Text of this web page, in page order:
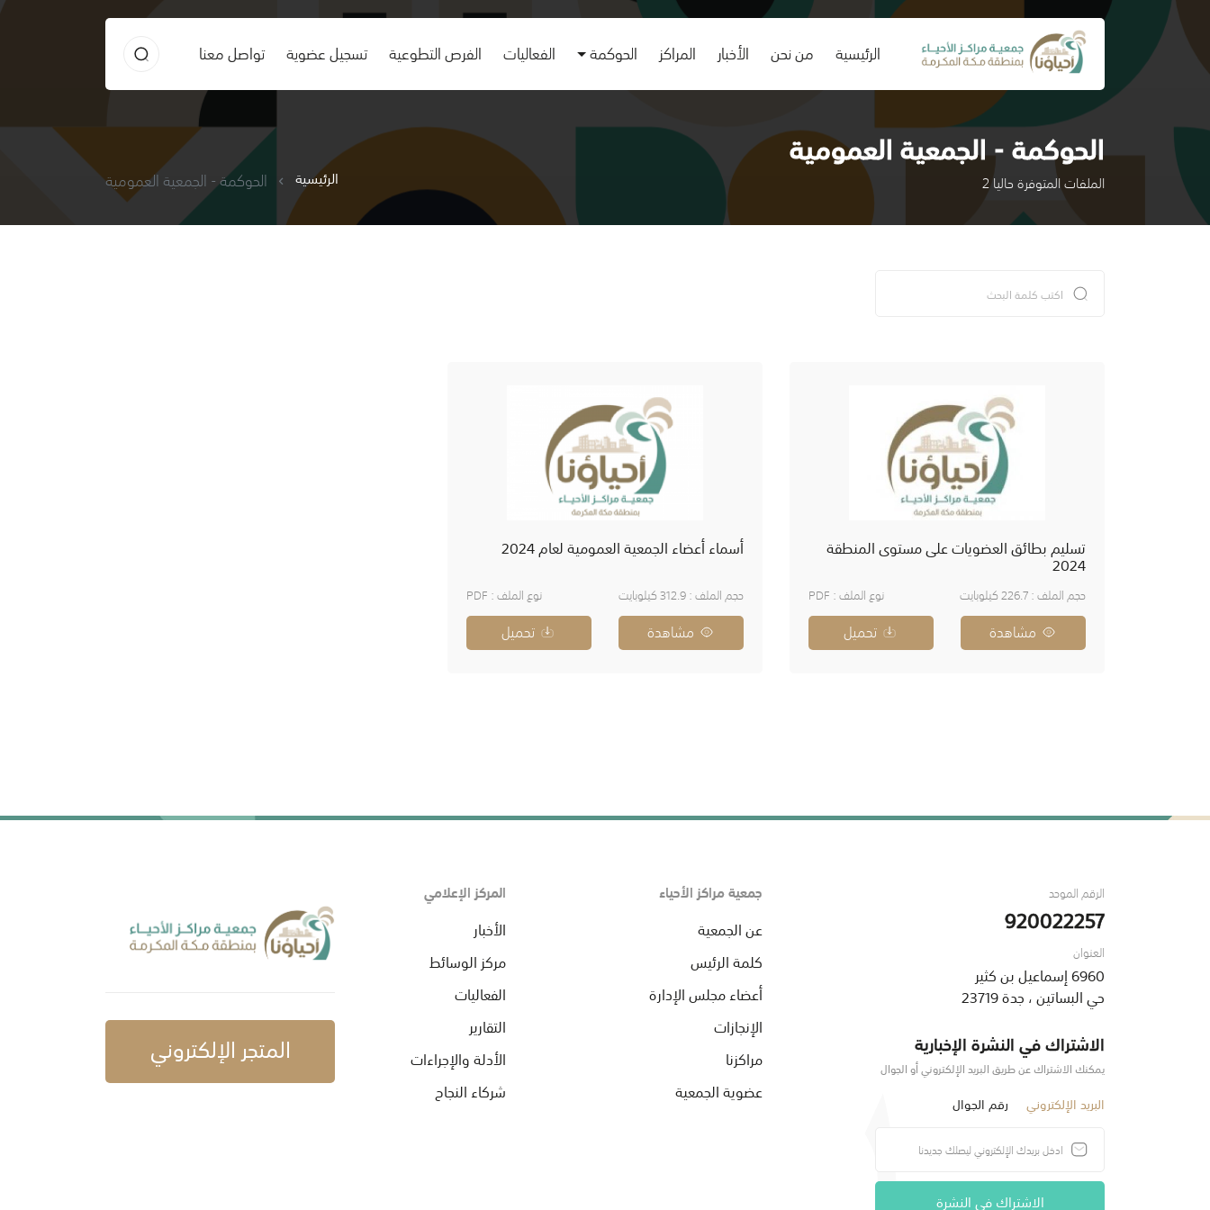
الرئيسية
(current) من نحن الأخبار المراكز الحوكمة الفعاليات الفرص التطوعية تسجيل عضوية تواصل معنا
الحوكمة - الجمعية العمومية
الملفات المتوفرة حاليا 2 الرئيسية الحوكمة - الجمعية العمومية
تسليم بطائق العضويات على مستوى المنطقة
2024
حجم الملف : 226.7 كيلوبايت نوع الملف : PDF
مشاهدة تحميل
أسماء أعضاء الجمعية العمومية لعام 2024
حجم الملف : 312.9 كيلوبايت نوع الملف : PDF
مشاهدة تحميل
الرقم الموحد
920022257
العنوان
6960 إسماعيل بن كثير
حي البساتين ، جدة 23719
الاشتراك في النشرة الإخبارية
يمكنك الاشتراك عن طريق البريد الإلكتروني أو الجوال
البريد الإلكتروني رقم الجوال
الاشتراك في النشرة
جمعية مراكز الأحياء
عن الجمعية
كلمة الرئيس
أعضاء مجلس الإدارة
الإنجازات
مراكزنا
عضوية الجمعية
المركز الإعلامي
الأخبار
مركز الوسائط
الفعاليات
التقارير
الأدلة والإجراءات
شركاء النجاح
المتجر الإلكتروني